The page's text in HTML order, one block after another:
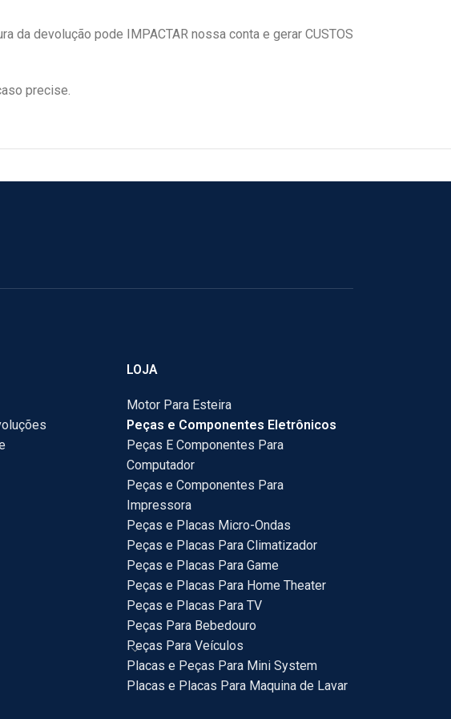
da devolução pode IMPACTAR nossa conta e gerar CUSTOS
precise.
LOJA
Motor Para Esteira
Peças e Componentes Eletrônicos
Peças E Componentes Para
Computador
Peças e Componentes Para
Impressora
Peças e Placas Micro-Ondas
Peças e Placas Para Climatizador
Peças e Placas Para Game
Peças e Placas Para Home Theater
Peças e Placas Para TV
Peças Para Bebedouro
Peças Para Veículos
Placas e Peças Para Mini System
Placas e Placas Para Maquina de Lavar